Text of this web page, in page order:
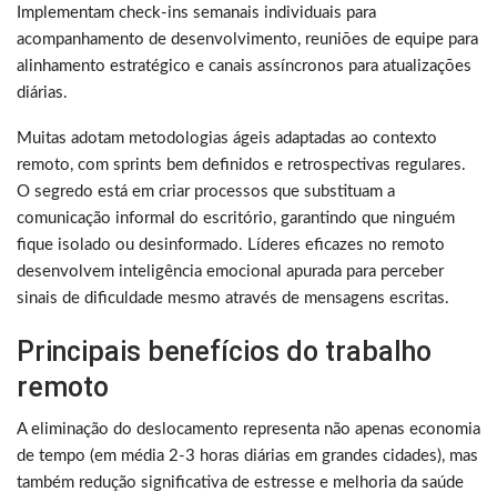
Implementam check-ins semanais individuais para
acompanhamento de desenvolvimento, reuniões de equipe para
alinhamento estratégico e canais assíncronos para atualizações
diárias.
Muitas adotam metodologias ágeis adaptadas ao contexto
remoto, com sprints bem definidos e retrospectivas regulares.
O segredo está em criar processos que substituam a
comunicação informal do escritório, garantindo que ninguém
fique isolado ou desinformado. Líderes eficazes no remoto
desenvolvem inteligência emocional apurada para perceber
sinais de dificuldade mesmo através de mensagens escritas.
Principais benefícios do trabalho
remoto
A eliminação do deslocamento representa não apenas economia
de tempo (em média 2-3 horas diárias em grandes cidades), mas
também redução significativa de estresse e melhoria da saúde